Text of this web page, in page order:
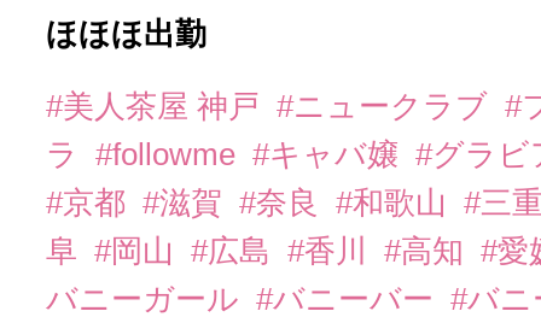
ほほほ出勤
#美人茶屋 神戸 #ニュークラブ #
ラ
#followme #キャバ嬢 #グラ
#京都 #滋賀 #奈良 #和歌山
#三
阜 #岡山 #広島 #香川 #高知 #愛
バニーガール #バニーバー #バ